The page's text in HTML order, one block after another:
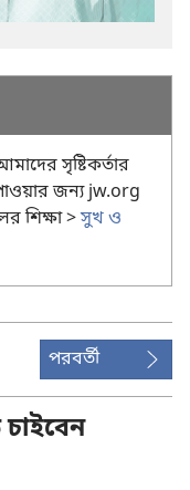
সৃষ্টিকর্তার
জন্য jw.org
শিক্ষা >সুখ ও
পরবর্তী